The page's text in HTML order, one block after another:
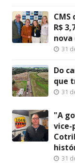
R$
31
Do
que
31
"A
vice-
31